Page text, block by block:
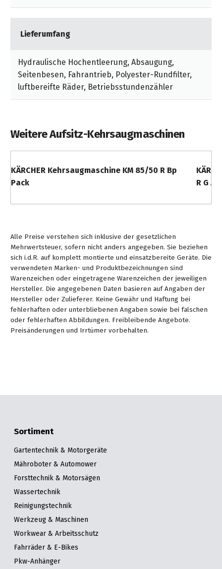
Lieferumfang
Hydraulische Hochentleerung, Absaugung,
Seitenbesen, Fahrantrieb, Polyester-Rundfilter,
luftbereifte Räder, Betriebsstundenzähler
Weitere Aufsitz-Kehrsaugmaschinen
KÄRCHER Kehrsaugmaschine KM 85/50 R Bp
Pack
R G
Alle Preise verstehen sich inklusive der gesetzlichen
Mehrwertsteuer, sofern nicht anders angegeben. Sie beziehen
sich i.d.R. auf komplett montierte und einsatzbereite Geräte. Die
verwendeten Marken- und Produktbezeichnungen sind
Warenzeichen oder eingetragene Warenzeichen der jeweiligen
Hersteller. Die angegebenen Daten basieren auf Angaben der
Hersteller oder Zulieferer. Keine Gewähr und Haftung bei
fehlerhaften oder unterbliebenen Angaben sowie bei falschen
oder fehlerhaften Abbildungen. Freibleibende Angebote.
Preisänderungen und Irrtümer vorbehalten.
Sortiment
Gartentechnik & Motorgeräte
Mähroboter & Automower
Forsttechnik & Motorsägen
Wassertechnik
Reinigungstechnik
Werkzeug & Maschinen
Workwear & Arbeitsschutz
Fahrräder & E-Bikes
Pkw-Anhänger